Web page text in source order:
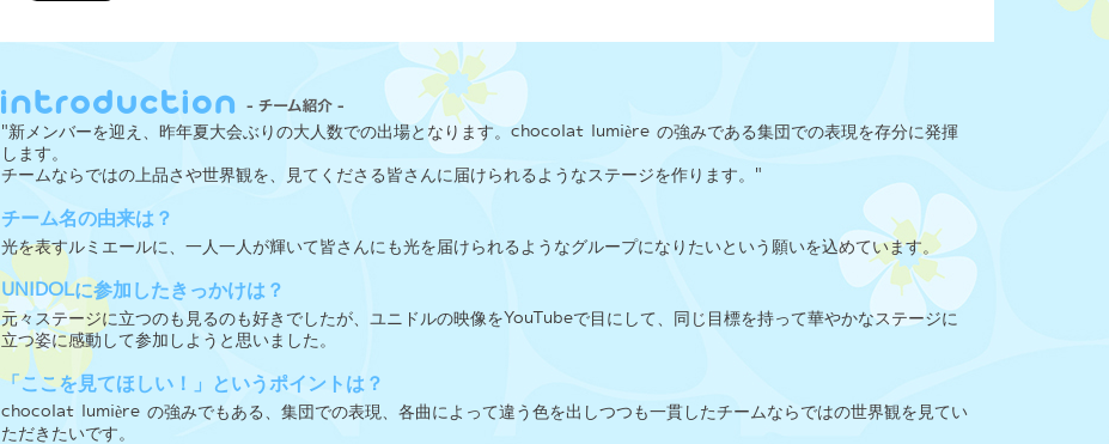
"新メンバーを迎え、昨年夏大会ぶりの大人数での出場となります。chocolat lumière の強みである集団での表現を存分に発揮
します。
チームならではの上品さや世界観を、見てくださる皆さんに届けられるようなステージを作ります。"
チーム名の由来は？
光を表すルミエールに、一人一人が輝いて皆さんにも光を届けられるようなグループになりたいという願いを込めています。
UNIDOLに参加したきっかけは？
元々ステージに立つのも見るのも好きでしたが、ユニドルの映像をYouTubeで目にして、同じ目標を持って華やかなステージに
立つ姿に感動して参加しようと思いました。
「ここを見てほしい！」というポイントは？
chocolat lumière の強みでもある、集団での表現、各曲によって違う色を出しつつも一貫したチームならではの世界観を見てい
ただきたいです。